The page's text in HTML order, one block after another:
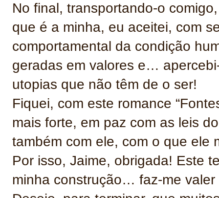
No final, transportando-o
que é a minha, eu aceitei, com
comportamental da condição
geradas em valores e…
utopias que não têm de o ser!
Fiquei, com este romance
mais forte, em paz com as leis
também com ele, com o que
Por isso, Jaime, obrigada! Este
minha construção… faz-me